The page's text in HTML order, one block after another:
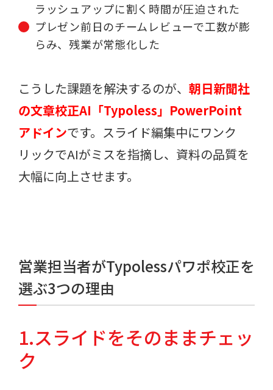
ラッシュアップに割く時間が圧迫された
プレゼン前日のチームレビューで工数が膨
らみ、残業が常態化した
こうした課題を解決するのが、 朝日新聞社
の文章校正AI「Typoless」PowerPoint
アドインです。スライド編集中にワンク
リックでAIがミスを指摘し、資料の品質を
大幅に向上させます。
営業担当者がTypolessパワポ校正を
選ぶ3つの理由
1.スライドをそのままチェッ
ク